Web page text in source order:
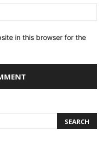
in this browser for the